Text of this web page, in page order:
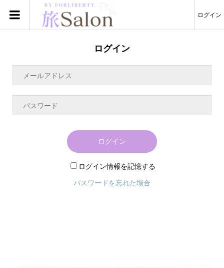
ログイン
ログイン
ログイン
ログイン情報を記憶する
パスワードを忘れた場合